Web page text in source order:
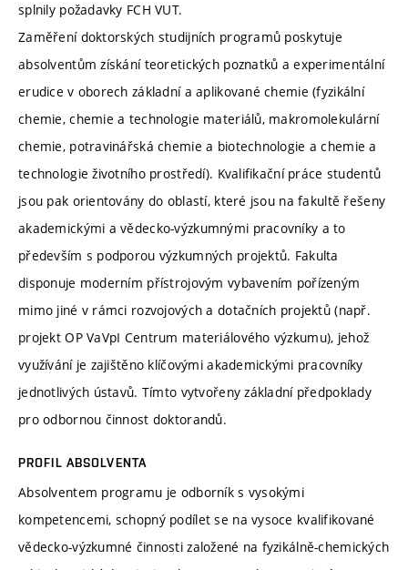
splnily požadavky FCH VUT.
Zaměření doktorských studijních programů poskytuje
absolventům získání teoretických poznatků a experimentální
erudice v oborech základní a aplikované chemie (fyzikální
chemie, chemie a technologie materiálů, makromolekulární
chemie, potravinářská chemie a biotechnologie a chemie a
technologie životního prostředí). Kvalifikační práce studentů
jsou pak orientovány do oblastí, které jsou na fakultě řešeny
akademickými a vědecko-výzkumnými pracovníky a to
především s podporou výzkumných projektů. Fakulta
disponuje moderním přístrojovým vybavením pořízeným
mimo jiné v rámci rozvojových a dotačních projektů (např.
projekt OP VaVpI Centrum materiálového výzkumu), jehož
využívání je zajištěno klíčovými akademickými pracovníky
jednotlivých ústavů. Tímto vytvořeny základní předpoklady
pro odbornou činnost doktorandů.
PROFIL ABSOLVENTA
Absolventem programu je odborník s vysokými
kompetencemi, schopný podílet se na vysoce kvalifikované
vědecko-výzkumné činnosti založené na fyzikálně-chemických